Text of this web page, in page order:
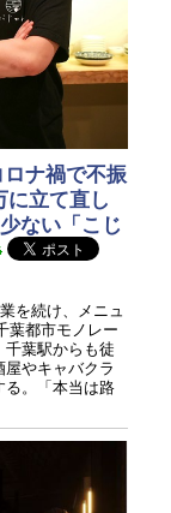
ナ禍で不振
立て直し
ない「こじ
を続け、メニュ
葉都市モノレー
葉駅からも徒
やキャバクラ
。「本当は路